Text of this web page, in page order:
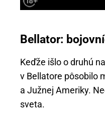
Bellator:
Keďže išlo o druhú
v Bellatore pôsobilo
a Južnej Ameriky.
sveta.